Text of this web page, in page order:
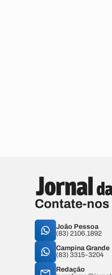
Contate-nos
João Pessoa
(83) 2106.1892
Campina Grande
(83) 3315-3204
Redação